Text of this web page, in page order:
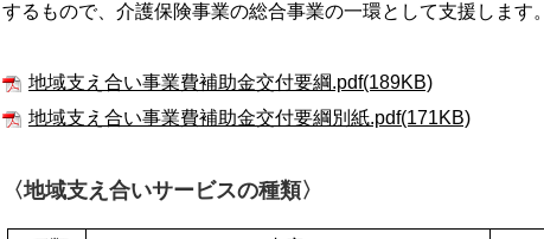
するもので、介護保険事業の総合事業の一環として支援します。
地域支え合い事業費補助金交付要綱.pdf(189KB)
地域支え合い事業費補助金交付要綱別紙.pdf(171KB)
〈地域支え合いサービスの種類〉